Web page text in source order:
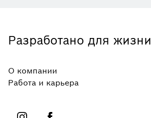
Разработано для жизни
О компании
Работа и карьера